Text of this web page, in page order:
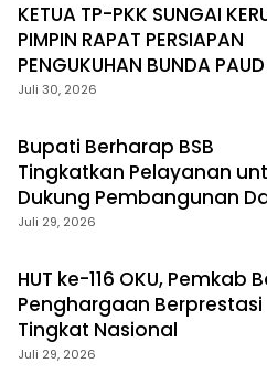
KETUA TP-PKK SUNGAI
PIMPIN RAPAT PERSIAPAN
PENGUKUHAN BUNDA
KECAMATAN
Juli 30, 2026
Bupati Berharap BSB
Tingkatkan Pelayanan
Dukung Pembangunan
Juli 29, 2026
HUT ke-116 OKU, Pemkab
Penghargaan Berprestasi
Tingkat Nasional
Juli 29, 2026